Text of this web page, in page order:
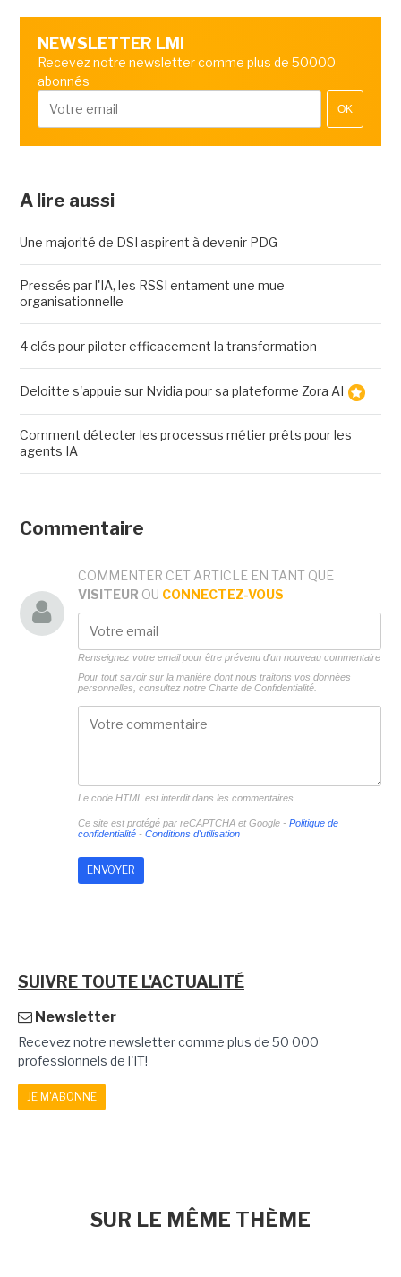
NEWSLETTER LMI
Recevez notre newsletter comme plus de 50000
abonnés
OK
A lire aussi
Une majorité de DSI aspirent à devenir PDG
Pressés par l'IA, les RSSI entament une mue
organisationnelle
4 clés pour piloter efficacement la transformation
Deloitte s'appuie sur Nvidia pour sa plateforme Zora AI
Comment détecter les processus métier prêts pour les
agents IA
Commentaire
COMMENTER CET ARTICLE EN TANT QUE
VISITEUR OU CONNECTEZ-VOUS
Renseignez votre email pour être prévenu d'un nouveau commentaire
Pour tout savoir sur la manière dont nous traitons vos données
personnelles, consultez notre Charte de Confidentialité.
Le code HTML est interdit dans les commentaires
Ce site est protégé par reCAPTCHA et Google - Politique de
confidentialité- Conditions d'utilisation
SUIVRE TOUTE L'ACTUALITÉ
Newsletter
Recevez notre newsletter comme plus de 50 000
professionnels de l'IT!
JE M'ABONNE
SUR LE MÊME THÈME